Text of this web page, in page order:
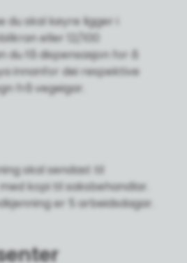
du skal køyre ligger i
eller 12/100
du få dispensasjon for å
innanfor dei respektive
frå vegeigar.
skal sendast til
kopi til saksbehandlar.
er 5 arbeidsdagar.